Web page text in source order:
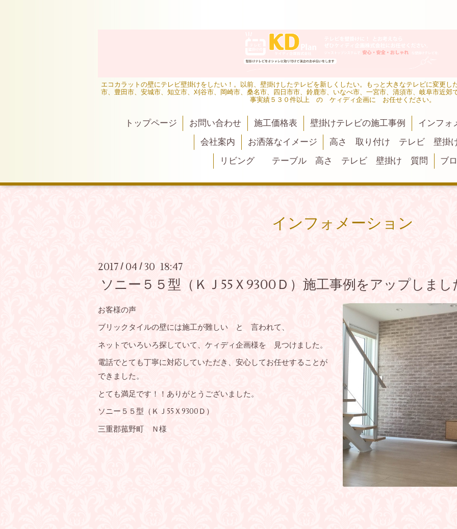
エコカラットの壁にテレビ壁掛けをしたい！。以前、壁掛けしたテレビを新しくしたい。もっと大きなテレビに変更
市、豊田市、安城市、知立市、刈谷市、岡崎市、桑名市、四日市市、鈴鹿市、いなべ市、一宮市、清須市、岐阜
事実績５３０件以上 の ケィディ企画に お任せください。
トップページ お問い合わせ 施工価格表 壁掛けテレビの施工事例
インフォ
会社案内
お洒落なイメージ
高さ 取り付け テレビ 壁掛
リビング テーブル 高さ テレビ 壁掛け 質問
ブ
インフォメーション
2017 / 04 / 30 18:47
ソニー５５型（ＫＪ55Ｘ9300Ｄ）施工事例をアップしまし
お客様の声
ブリックタイルの壁には施工が難しい と 言われて、
ネットでいろいろ探していて、ケィディ企画様を 見つけました。
電話でとても丁寧に対応していただき、安心してお任せすることが
できました。
とても満足です！！ありがとうございました。
ソニー５５型（ＫＪ55Ｘ9300Ｄ）
三重郡菰野町 Ｎ様